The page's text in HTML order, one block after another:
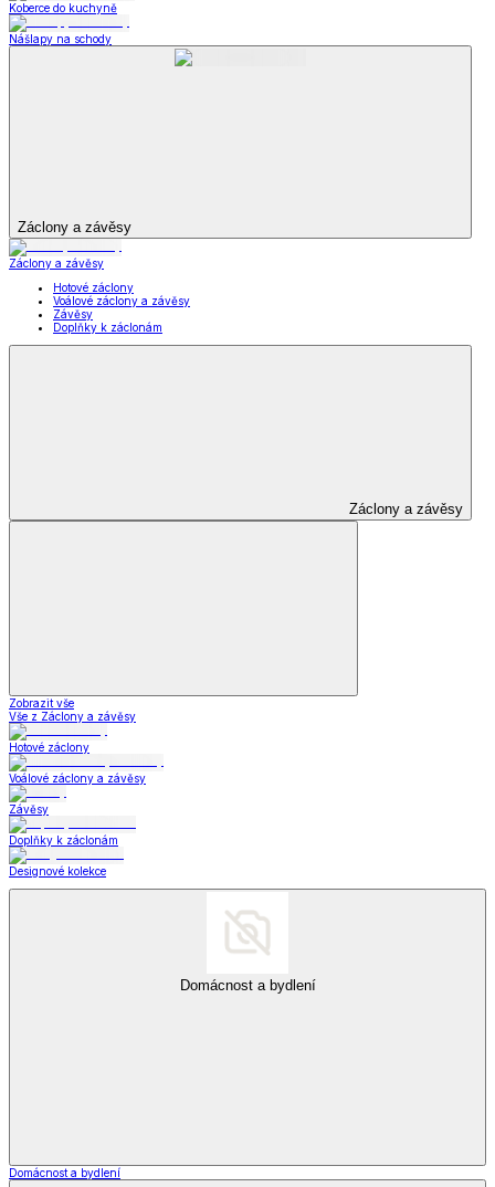
Koberce do kuchyně
Nášlapy na schody
Záclony a závěsy
Záclony a závěsy
Hotové záclony
Voálové záclony a závěsy
Závěsy
Doplňky k záclonám
Záclony a závěsy
Zobrazit vše
Vše z Záclony a závěsy
Hotové záclony
Voálové záclony a závěsy
Závěsy
Doplňky k záclonám
Designové kolekce
Domácnost a bydlení
Domácnost a bydlení